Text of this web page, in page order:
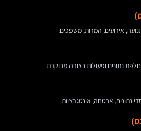
אירועים, המרות, משפכים.
נתונים ופעולות בצורה מבוקרת.
נתונים, אבטחה, אינטגרציות.